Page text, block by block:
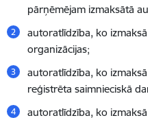
pārņēmējam izmaksātā
autoratlīdzība, ko
organizācijas;
autoratlīdzība, ko
reģistrēta saimnieciskā
autoratlīdzība, ko